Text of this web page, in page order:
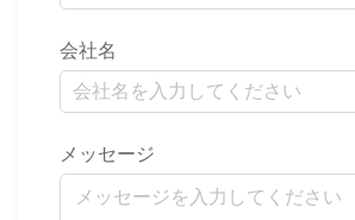
会社名
メッセージ